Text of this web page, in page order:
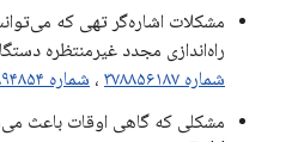
مشکلات اشاره‌گر تهی که
راه‌اندازی مجدد غیرمنتظره
شماره ۳۷۸۸۵۶۱۸۷
، شماره ۳۸۱۸۹۴۸۵۴